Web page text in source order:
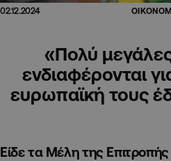
02.12.2024
«Πολύ
ενδιαφέρονται
ευρωπαϊκή τους
Είδε τα Μέλη της